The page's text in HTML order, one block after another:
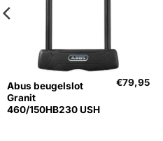
Abus beugelslot
Granit
460/150HB230 USH
€79,95